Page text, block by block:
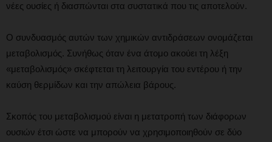
νέες ουσίες ή διασπώνται στα συστατικά που τις αποτελούν.
Ο συνδυασμός αυτών των χημικών αντιδράσεων ονομάζεται
μεταβολισμός. Συνήθως όταν ένα άτομο ακούει τη λέξη
«μεταβολισμός» σκέφτεται τη λειτουργία του εντέρου ή την
καύση θερμίδων και την απώλεια βάρους.
Σκοπός του μεταβολισμού είναι η μετατροπή των διάφορων
ουσιών έτσι ώστε να μπορούν να χρησιμοποιηθούν σε δύο